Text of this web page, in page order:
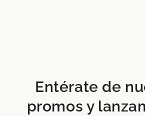
Entérate de
promos y